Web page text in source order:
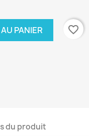
PANIER
favorite_border
du produit